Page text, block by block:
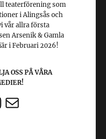
teaterförening som
i Alingsås och
vår allra första
Arsenik & Gamla
i Februari 2026!
OSS PÅ VÅRA
E-post